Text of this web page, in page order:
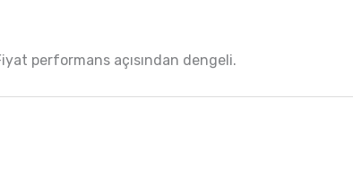
performans açısından dengeli.